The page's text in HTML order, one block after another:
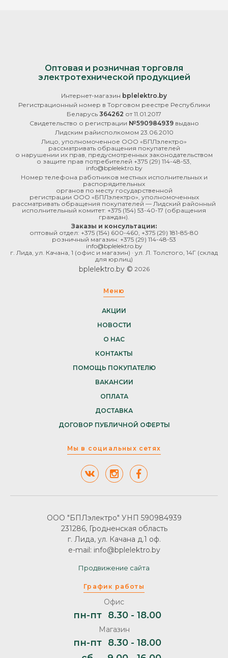
Оптовая и розничная торговля
электротехнической продукцией
Интернет-магазин bplelektro.by
Регистрационный номер в Торговом реестре Республики
Беларусь 364262 от 11.01.2017
Свидетельство о регистрации №590984939выдано
Лидским райисполкомом 23.06.2010
Лицо, уполномоченное ООО «БПЛэлектро»
рассматривать обращения покупателей
о нарушении их прав, предусмотренных законодательством
о защите прав потребителей +375 (29) 114-48-53
info@bplelektro.by
Номер телефона работников местных исполнительных и
распорядительных
органов по месту государственной
регистрации ООО «БПЛэлектро», уполномоченных
рассматривать обращения покупателей — Лидский районный
исполнительный комитет: +375 (154) 53-40-17 (обращения
граждан).
Заказы и консультации:
оптовый отдел: +375 (154) 600-460 +375 (29) 181-85-80
розничный магазин: +375 (29) 114-48-53
info@bplelektro.by
г. Лида, ул. Качана, 1 (офис и магазин) · ул. Л. Толстого, 14Г (склад
для юрлиц)
bplelektro.by © 2026
Меню
АКЦИИ
НОВОСТИ
О НАС
КОНТАКТЫ
ПОМОЩЬ ПОКУПАТЕЛЮ
ВАКАНСИИ
ОПЛАТА
ДОСТАВКА
ДОГОВОР ПУБЛИЧНОЙ ОФЕРТЫ
Мы в социальных сетях
График работы
Офис
пн-пт 8.30 - 18.00
Магазин
пн-пт
8.30 - 18.00
ООО "БПЛэлектро" УНП 590984939
231286, Гродненская область
г. Лида, ул. Качана д.1 оф.
e-mail: info@bplelektro.by
Продвижение сайта